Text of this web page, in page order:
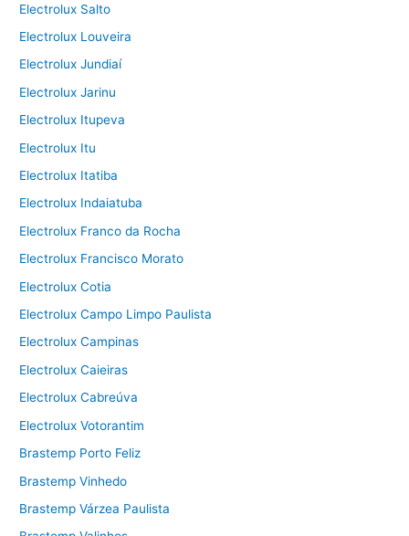
Electrolux Salto
Electrolux Louveira
Electrolux Jundiaí
Electrolux Jarinu
Electrolux Itupeva
Electrolux Itu
Electrolux Itatiba
Electrolux Indaiatuba
Electrolux Franco da Rocha
Electrolux Francisco Morato
Electrolux Cotia
Electrolux Campo Limpo Paulista
Electrolux Campinas
Electrolux Caieiras
Electrolux Cabreúva
Electrolux Votorantim
Brastemp Porto Feliz
Brastemp Vinhedo
Brastemp Várzea Paulista